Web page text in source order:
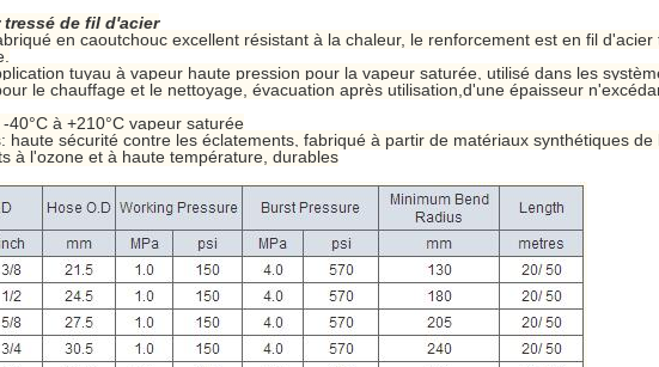
de fil d'acier
en caoutchouc excellent résistant à la chaleur, le renforcement est en fil d'acier
tuyau à vapeur haute pression pour la vapeur saturée, utilisé dans les
le chauffage et le nettoyage, évacuation après utilisation,d'une épaisseur
40°C à +210°C vapeur saturée
haute sécurité contre les éclatements, fabriqué à partir de matériaux synthétiques de
à l'ozone et à haute température, durables